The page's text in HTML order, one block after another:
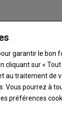
garantir le bon
cliquant sur «
au traitement de
Vous pourrez à
préférences